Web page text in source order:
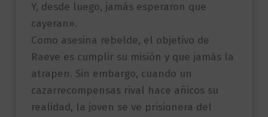
Y, desde luego, jamás esperaron que
cayeran».
Como asesina rebelde, el objetivo de
Raeve es cumplir su misión y que jamás la
atrapen. Sin embargo, cuando un
cazarrecompensas rival hace añicos su
realidad, la joven se ve prisionera del